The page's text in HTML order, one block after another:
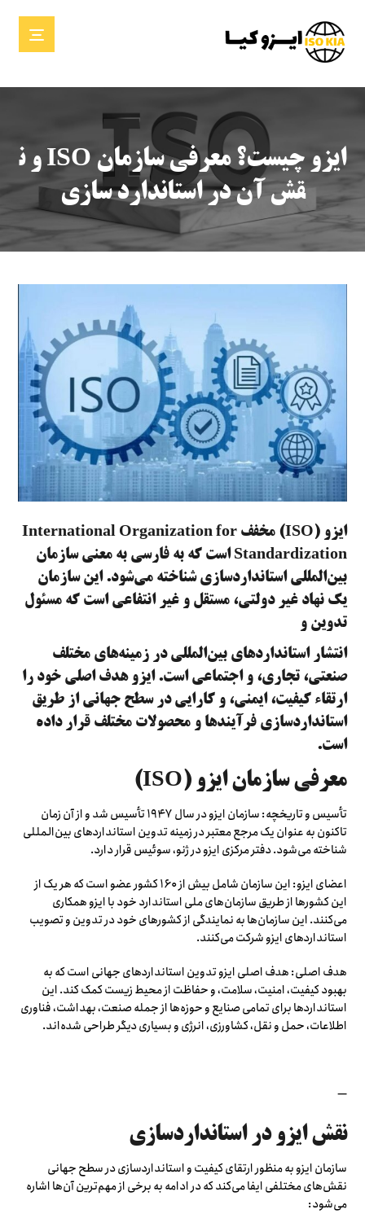
ایزو چیست؟ معرفی سازمان ISO و ن
قش آن در استاندارد سازی
ایزو (ISO) مخفف International Organization for
Standardization است که به فارسی به معنی سازمان
بین‌المللی استانداردسازی شناخته می‌شود. این سازمان
یک نهاد غیر دولتی، مستقل و غیر انتفاعی است که مسئول
تدوین و
انتشار استانداردهای بین‌المللی در زمینه‌های مختلف
صنعتی، تجاری، و اجتماعی است. ایزو هدف اصلی خود را
ارتقاء کیفیت، ایمنی، و کارایی در سطح جهانی از طریق
استانداردسازی فرآیندها و محصولات مختلف قرار داده
است.
معرفی سازمان ایزو (ISO)
تأسیس و تاریخچه: سازمان ایزو در سال ۱۹۴۷ تأسیس شد و از آن زمان
تاکنون به عنوان یک مرجع معتبر در زمینه تدوین استانداردهای بین‌المللی
شناخته می‌شود. دفتر مرکزی ایزو در ژنو، سوئیس قرار دارد.
اعضای ایزو: این سازمان شامل بیش از ۱۶۰ کشور عضو است که هر یک از
این کشورها از طریق سازمان‌های ملی استاندارد خود با ایزو همکاری
می‌کنند. این سازمان‌ها به نمایندگی از کشورهای خود در تدوین و تصویب
استانداردهای ایزو شرکت می‌کنند.
هدف اصلی: هدف اصلی ایزو تدوین استانداردهای جهانی است که به
بهبود کیفیت، امنیت، سلامت، و حفاظت از محیط زیست کمک کند. این
استانداردها برای تمامی صنایع و حوزه‌ها از جمله صنعت، بهداشت، فناوری
اطلاعات، حمل و نقل، کشاورزی، انرژی و بسیاری دیگر طراحی شده‌اند.
—
نقش ایزو در استانداردسازی
سازمان ایزو به منظور ارتقای کیفیت و استانداردسازی در سطح جهانی
نقش‌های مختلفی ایفا می‌کند که در ادامه به برخی از مهم‌ترین آن‌ها اشاره
می‌شود: